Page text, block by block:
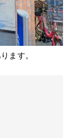
ます。